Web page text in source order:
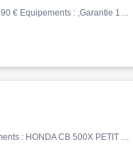
Cb, 02/2024, 15000 km, Essence, 500cm³, Couleur noir, 6790 € Equipements : ,Garantie 12 mois
Cb, 04/2016, 26144 km, Essence, 500cm³, 2890 € Equipements : HONDA CB 500X PETIT CHOC CARTE GRISE/RIV N°24035 PAS DE PROCEDURE DISPONIBLE POUR PARTICULIER ET PROFESSIONNEL REPARATION A PREVOIR POUR REMISE EN CIRCULATION